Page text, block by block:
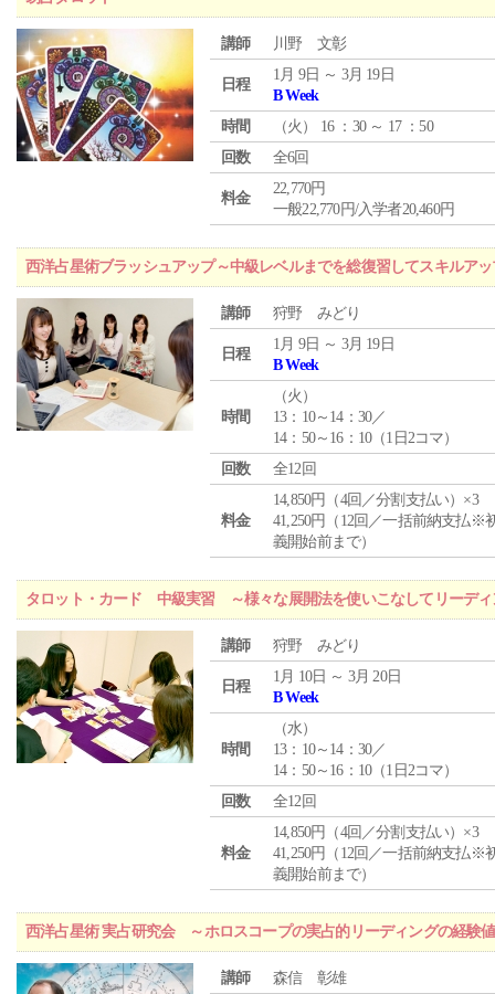
講師 川野 文彰
日程
1月 9日 ～ 3月 19日
B Week
時間
（火 ） 16 ：30 ～ 17 ：50
回数
全6回
料金
22,770円
一般22,770円/入学者20,460円
西洋占星術ブラッシュアップ～中級レベルまでを総復習してスキルア
講師 狩野 みどり
日程
1月 9日 ～ 3月 19日
B Week
時間
（火 ）
13：10～14：30／
14：50～16：10（1日2コマ）
回数
全12回
料金
14,850円（4回／分割支払い）×3
41,250円（12回／一括前納支払※
義開始前まで）
タロット・カード 中級実習 ～様々な展開法を使いこなしてリーディ
講師 狩野 みどり
日程
1月 10日 ～ 3月 20日
B Week
時間
（水）
13：10～14：30／
14：50～16：10（1日2コマ）
回数
全12回
料金
14,850円（4回／分割支払い）×3
41,250円（12回／一括前納支払※
義開始前まで）
西洋占星術 実占研究会 ～ホロスコープの実占的リーディングの経験
講師
森信 彰雄